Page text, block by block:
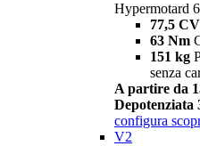
Hypermotard
77,5 CV
63 Nm
151 kg
senza
A partire da
Depotenziata
configura
V2